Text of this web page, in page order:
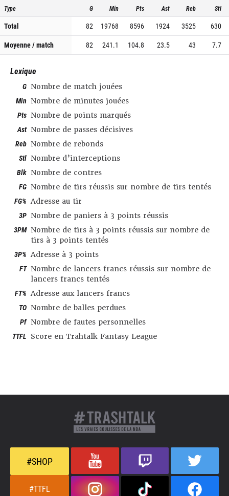
Type G Min Pts Ast Reb Stl
Total 82 19768 8596 1924 3525
630
Moyenne / match
82 241.1 104.8 23.5 43 7.7
Lexique
G Nombre de match jouées
Min Nombre de minutes jouées
Pts Nombre de points marqués
Ast Nombre de passes décisives
Reb Nombre de rebonds
Stl Nombre d’interceptions
Blk Nombre de contres
FG Nombre de tirs réussis sur nombre de tirs tentés
FG% Adresse au tir
3P Nombre de paniers à 3 points réussis
3PM Nombre de tirs à 3 points réussis sur nombre de
tirs à 3 points tentés
3P% Adresse à 3 points
FT Nombre de lancers francs réussis sur nombre de
lancers francs tentés
FT% Adresse aux lancers francs
TO Nombre de balles perdues
Pf Nombre de fautes personnelles
TTFL Score en Trahtalk Fantasy League
#SHOP
#TTFL